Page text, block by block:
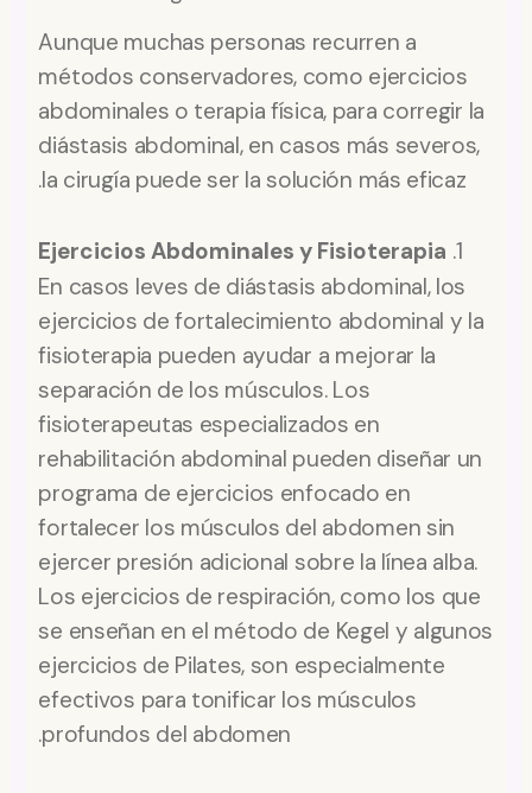
Aunque muchas personas recurren a
métodos conservadores, como ejercicios
abdominales o terapia física, para corregir la
diástasis abdominal, en casos más severos,
la cirugía puede ser la solución más eficaz.
1.
Ejercicios Abdominales y Fisioterapia
En casos leves de diástasis abdominal, los
ejercicios de fortalecimiento abdominal y la
fisioterapia pueden ayudar a mejorar la
separación de los músculos. Los
fisioterapeutas especializados en
rehabilitación abdominal pueden diseñar un
programa de ejercicios enfocado en
fortalecer los músculos del abdomen sin
ejercer presión adicional sobre la línea alba.
Los ejercicios de respiración, como los que
se enseñan en el método de Kegel y algunos
ejercicios de Pilates, son especialmente
efectivos para tonificar los músculos
profundos del abdomen.